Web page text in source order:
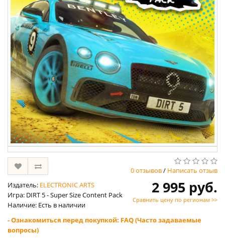
0 отзывов/ Написать отзыв
Издатель: ELECTRONIC ARTS
Игра: DIRT 5 - Super Size Content Pack
Наличие: Есть в наличии
2 995 руб.
Сравнить цену по регионам >>
- Ознакомиться перед покупкой: FAQ (Часто задаваемые
вопросы)